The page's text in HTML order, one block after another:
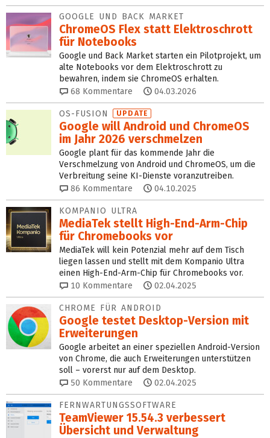
GOOGLE UND BACK MARKET
ChromeOS Flex statt Elektroschrott
für Notebooks
Google und Back Market starten ein Pilotprojekt, um
alte Notebooks vor dem Elektroschrott zu
bewahren, indem sie ChromeOS erhalten.
68 Kommentare 04.03.2026
OS-FUSION UPDATE
Google will Android und ChromeOS
im Jahr 2026 verschmelzen
Google plant für das kommende Jahr die
Verschmelzung von Android und ChromeOS, um die
Verbreitung seine KI-Dienste voranzutreiben.
86 Kommentare 04.10.2025
KOMPANIO ULTRA
MediaTek stellt High-End-Arm-Chip
für Chromebooks vor
MediaTek will kein Potenzial mehr auf dem Tisch
liegen lassen und stellt mit dem Kompanio Ultra
einen High-End-Arm-Chip für Chromebooks vor.
10 Kommentare 02.04.2025
CHROME FÜR ANDROID
Google testet Desktop-Version mit
Erweiterungen
Google arbeitet an einer speziellen Android-Version
von Chrome, die auch Erweiterungen unterstützen
soll – vorerst nur auf dem Desktop.
50 Kommentare 02.04.2025
FERNWARTUNGSSOFTWARE
TeamViewer 15.54.3 verbessert
Übersicht und Verwaltung